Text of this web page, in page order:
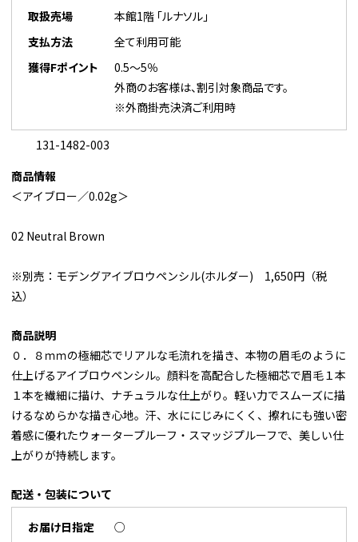
取扱売場
本館1階 「ルナソル」
支払方法
全て利用可能
獲得Fポイント
0.5～5％
外商のお客様は、割引対象商品です。
※外商掛売決済ご利用時
131-1482-003
商品情報
＜アイブロー／0.02g＞
02 Neutral Brown
※別売：モデングアイブロウペンシル(ホルダー) 1,650円（税
込）
商品説明
０．８ｍｍの極細芯でリアルな毛流れを描き、本物の眉毛のように
仕上げるアイブロウペンシル。顔料を高配合した極細芯で眉毛１本
１本を繊細に描け、ナチュラルな仕上がり。軽い力でスムーズに描
けるなめらかな描き心地。汗、水ににじみにくく、擦れにも強い密
着感に優れたウォータープルーフ・スマッジプルーフで、美しい仕
上がりが持続します。
配送・包装について
お届け日指定
○